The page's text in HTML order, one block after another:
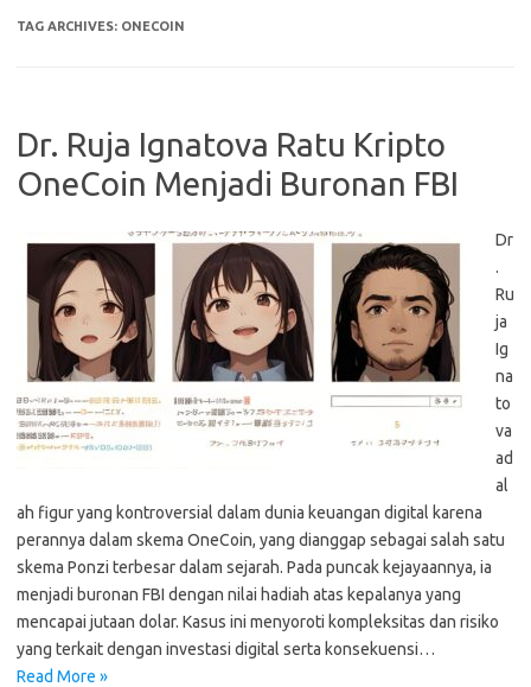
TAG ARCHIVES: ONECOIN
Dr. Ruja Ignatova Ratu Kripto
OneCoin Menjadi Buronan FBI
Dr
.
Ru
ja
Ig
na
to
va
ad
al
ah figur yang kontroversial dalam dunia keuangan digital karena
perannya dalam skema OneCoin, yang dianggap sebagai salah satu
skema Ponzi terbesar dalam sejarah. Pada puncak kejayaannya, ia
menjadi buronan FBI dengan nilai hadiah atas kepalanya yang
mencapai jutaan dolar. Kasus ini menyoroti kompleksitas dan risiko
yang terkait dengan investasi digital serta konsekuensi…
Read More »